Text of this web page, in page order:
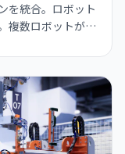
を統合。ロボット
複数ロボットが共